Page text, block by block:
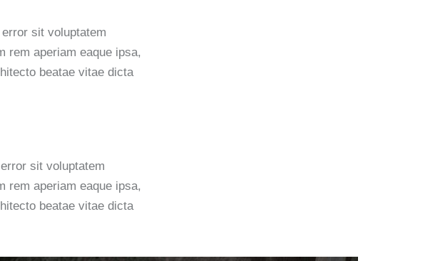
sit voluptatem
rem aperiam eaque ipsa,
beatae vitae dicta
sit voluptatem
rem aperiam eaque ipsa,
beatae vitae dicta